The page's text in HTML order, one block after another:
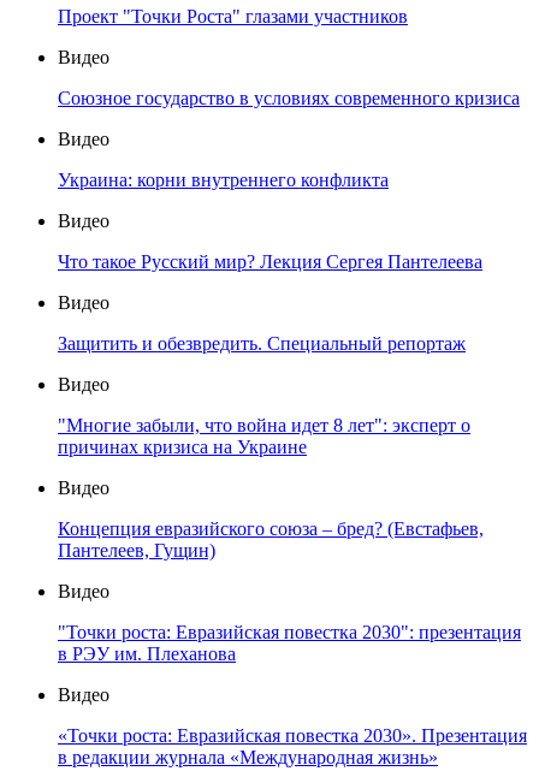
Проект "Точки Роста" глазами участников
Видео
Союзное государство в условиях современного кризиса
Видео
Украина: корни внутреннего конфликта
Видео
Что такое Русский мир? Лекция Сергея Пантелеева
Видео
Защитить и обезвредить. Специальный репортаж
Видео
"Многие забыли, что война идет 8 лет": эксперт о
причинах кризиса на Украине
Видео
Концепция евразийского союза – бред? (Евстафьев,
Пантелеев, Гущин)
Видео
"Точки роста: Евразийская повестка 2030": презентация
в РЭУ им. Плеханова
Видео
«Точки роста: Евразийская повестка 2030». Презентация
в редакции журнала «Международная жизнь»